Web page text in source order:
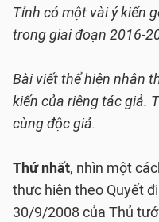
Tỉnh có một vài ý kiến
trong giai đoạn 2016-
Bài viết thể hiện nhận
kiến của riêng tác giả.
cùng độc giả.
Thứ nhất, nhìn một
thực hiện theo Quyết
30/9/2008 của Thủ